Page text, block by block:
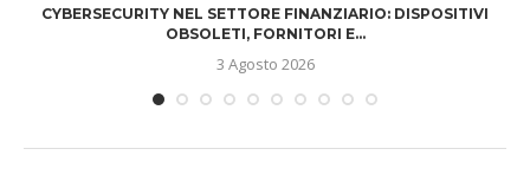
CYBERSECURITY NEL SETTORE FINANZIARIO: DISPOSITIVI
OBSOLETI, FORNITORI E...
3 Agosto 2026